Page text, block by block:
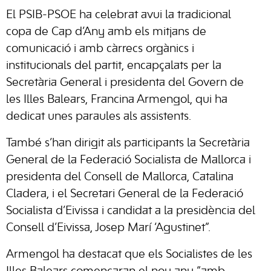
El PSIB-PSOE ha celebrat avui la tradicional
copa de Cap d’Any amb els mitjans de
comunicació i amb càrrecs orgànics i
institucionals del partit, encapçalats per la
Secretària General i presidenta del Govern de
les Illes Balears, Francina Armengol, qui ha
dedicat unes paraules als assistents.
També s’han dirigit als participants la Secretària
General de la Federació Socialista de Mallorca i
presidenta del Consell de Mallorca, Catalina
Cladera, i el Secretari General de la Federació
Socialista d’Eivissa i candidat a la presidència del
Consell d’Eivissa, Josep Marí ‘Agustinet”.
Armengol ha destacat que els Socialistes de les